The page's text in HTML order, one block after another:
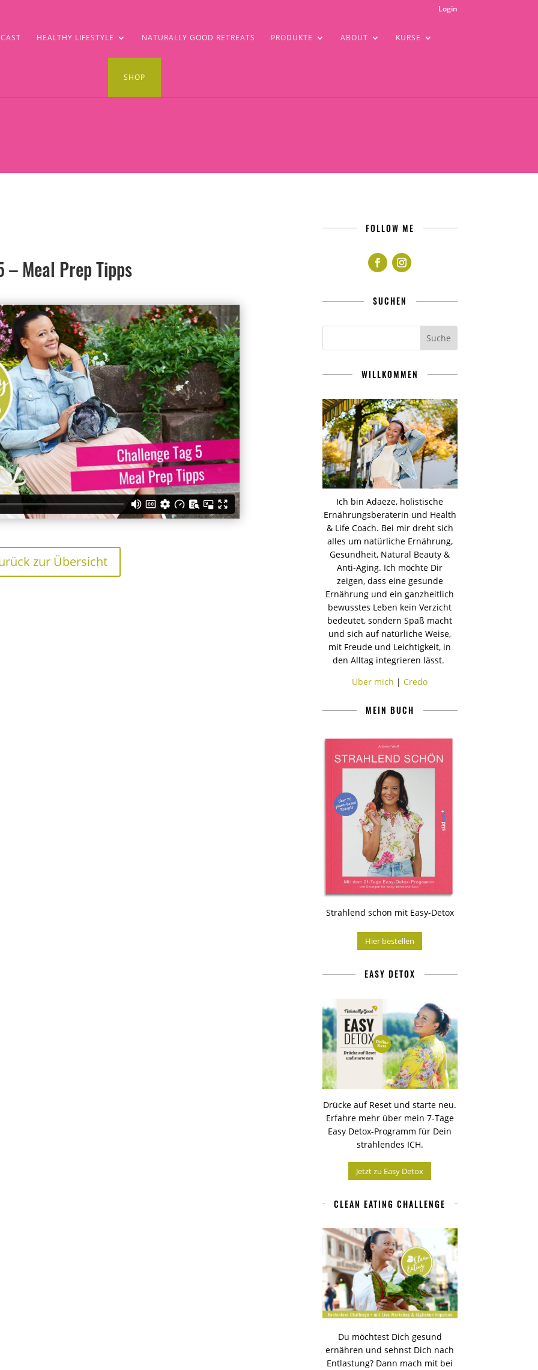
Login
HEALTHY LIFESTYLE NATURALLY GOOD RETREATS PRODUKTE ABOUT KURSE
SHOP
– Meal Prep Tipps
zur Übersicht
FOLLOW ME
SUCHEN
WILLKOMMEN
Ich bin Adaeze, holistische
Ernährungsberaterin und Health
& Life Coach. Bei mir dreht sich
alles um natürliche Ernährung,
Gesundheit, Natural Beauty &
Anti-Aging. Ich möchte Dir
zeigen, dass eine gesunde
Ernährung und ein ganzheitlich
bewusstes Leben kein Verzicht
bedeutet, sondern Spaß macht
und sich auf natürliche Weise,
mit Freude und Leichtigkeit, in
den Alltag integrieren lässt.
Über mich | Credo
MEIN BUCH
Strahlend schön mit Easy-Detox
Hier bestellen
EASY DETOX
Drücke auf Reset und starte neu.
Erfahre mehr über mein 7-Tage
Easy Detox-Programm für Dein
strahlendes ICH.
Jetzt zu Easy Detox
CLEAN EATING CHALLENGE
Du möchtest Dich gesund
ernähren und sehnst Dich nach
Entlastung? Dann mach mit bei